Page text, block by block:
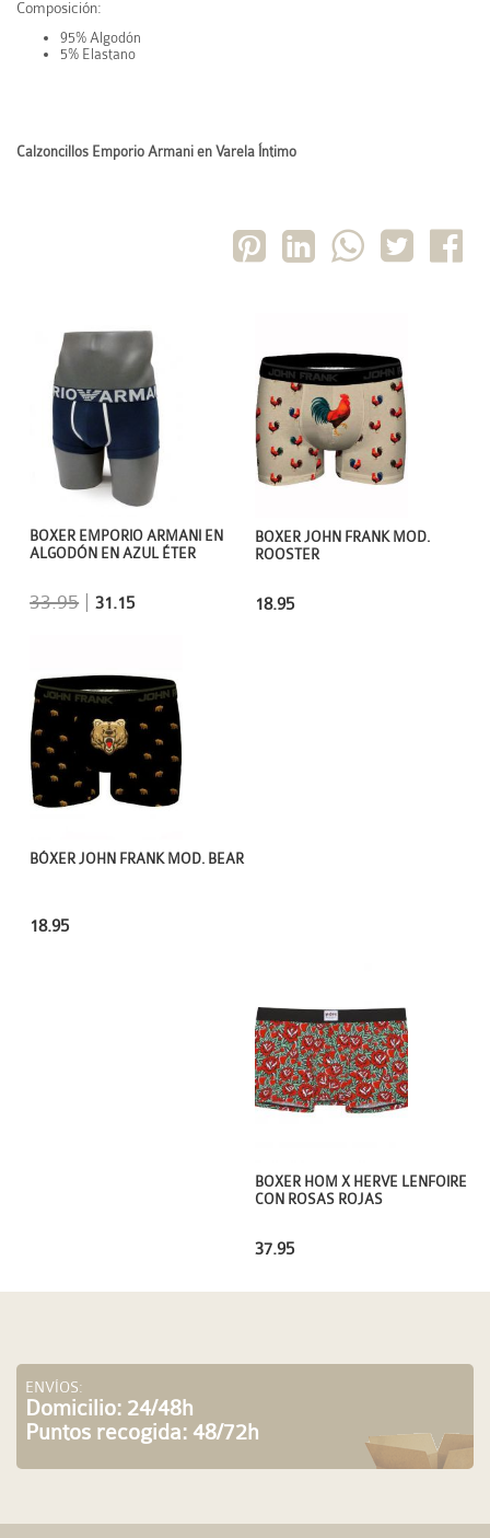
Composición:
95% Algodón
5% Elastano
Calzoncillos Emporio Armani en Varela Íntimo
BOXER JOHN FRANK MOD.
ROOSTER
18.95
BOXER EMPORIO ARMANI EN
ALGODÓN EN AZUL ÉTER
33.95 |31.15
BÓXER JOHN FRANK MOD. BEAR
18.95
BOXER HOM X HERVE LENFOIRE
CON ROSAS ROJAS
37.95
ENVÍOS:
Domicilio: 24/48h
Puntos recogida: 48/72h